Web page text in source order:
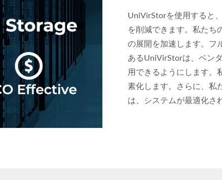
UniVirStorを使用すると
を削減できます。私たち
の展開を加速します。フ
あるUniVirStorは、ベン
用できるようにします。
素化します。さらに、私
は、システムが最適化さ